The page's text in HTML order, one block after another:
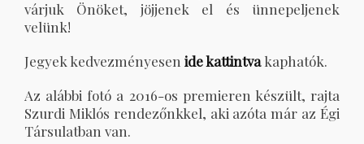
várjuk Önöket, jöjjenek el és ünnepeljenek
velünk!
Jegyek kedvezményesen ide kattintvakaphatók.
Az alábbi fotó a 2016-os premieren készült, rajta
Szurdi Miklós rendezőnkkel, aki azóta már az Égi
Társulatban van.